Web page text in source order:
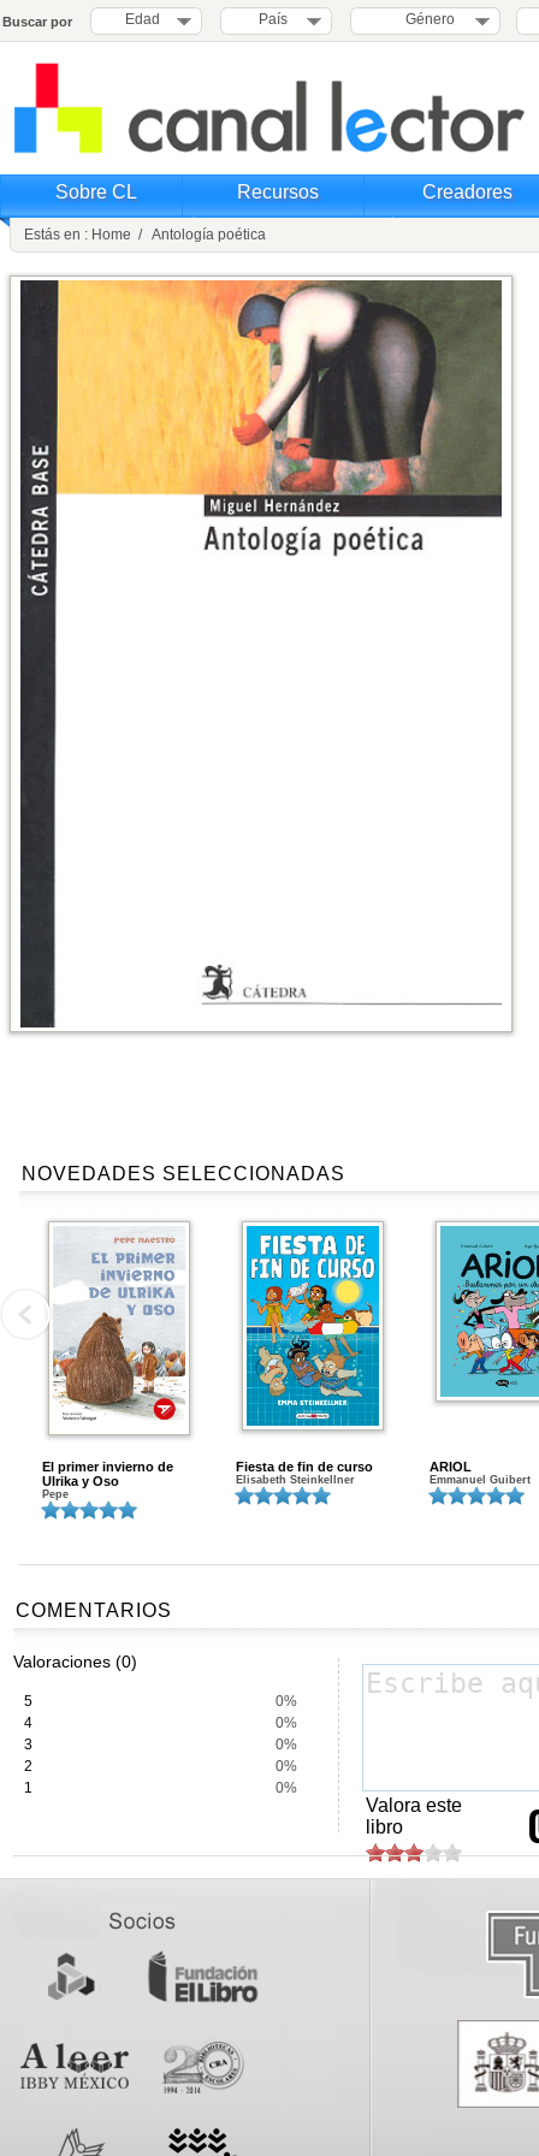
Buscar por Edad País Género
Sobre CL Recursos Creadores
Estás en : Home / Antología poética
NOVEDADES SELECCIONADAS
El primer invierno de
Ulrika y Oso
Pepe
Fiesta de fin de curso
Elisabeth Steinkellner
ARIOL
Emmanuel Guibert
COMENTARIOS
Valoraciones (0)
5
0%
4
0%
3
0%
2
0%
1
0%
Valora este
libro